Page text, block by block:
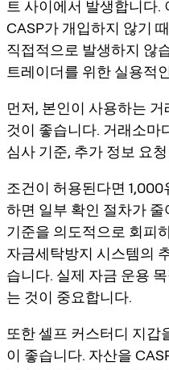
트 사이에서 발생합니다.
CASP가 개입하지 않기
직접적으로 발생하지 않
트레이더를 위한 실용적
먼저, 본인이 사용하는
것이 좋습니다. 거래소마
심사 기준, 추가 정보 요
조건이 허용된다면
하면 일부 확인 절차가
기준을 의도적으로 회피
자금세탁방지 시스템의
습니다. 실제 자금 운용
는 것이 중요합니다.
또한 셀프 커스터디 지갑
이 좋습니다. 자산을